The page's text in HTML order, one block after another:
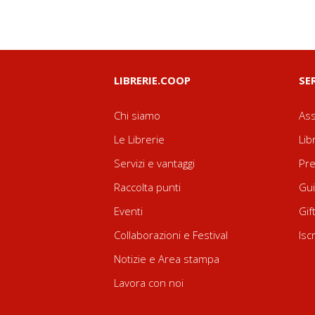
LIBRERIE.COOP
Chi siamo
Le Librerie
Servizi e vantaggi
Raccolta punti
Eventi
Collaborazioni e Festival
Notizie e Area stampa
Lavora con noi